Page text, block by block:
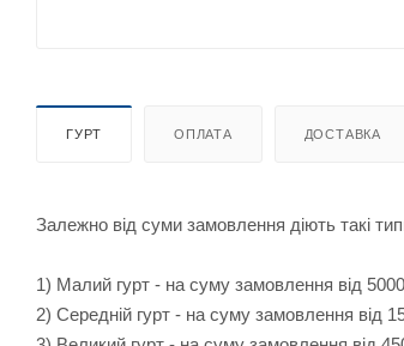
ГУРТ ОПЛАТА ДОСТАВКА
Залежно від суми замовлення діють такі
1) Малий гурт - на суму замовлення від
2) Середній гурт - на суму замовлення від